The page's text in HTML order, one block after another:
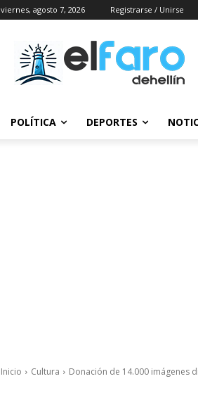
viernes, agosto 7, 2026 Registrarse / Unirse
POLÍTICA DEPORTES
Inicio Cultura Donación de 14.000 imágenes